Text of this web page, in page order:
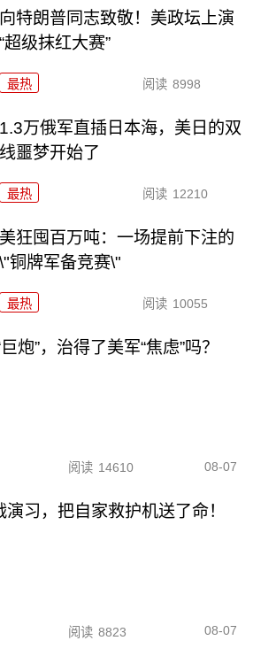
向特朗普同志致敬！美政坛上演
“超级抹红大赛”
最热 阅读 8998
1.3万俄军直插日本海，美日的双
线噩梦开始了
最热 阅读 12210
美狂囤百万吨：一场提前下注的
\"铜牌军备竞赛\"
最热 阅读 10055
炮”，治得了美军“焦虑”吗？
阅读 14610 08-07
习，把自家救护机送了命！
阅读 8823 08-07